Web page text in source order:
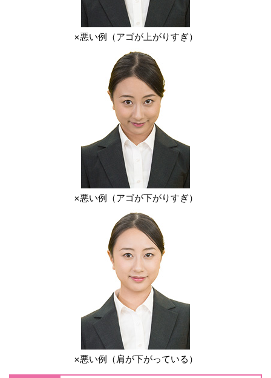
×悪い例（アゴが上がりすぎ）
×悪い例（アゴが下がりすぎ）
×悪い例（肩が下がっている）